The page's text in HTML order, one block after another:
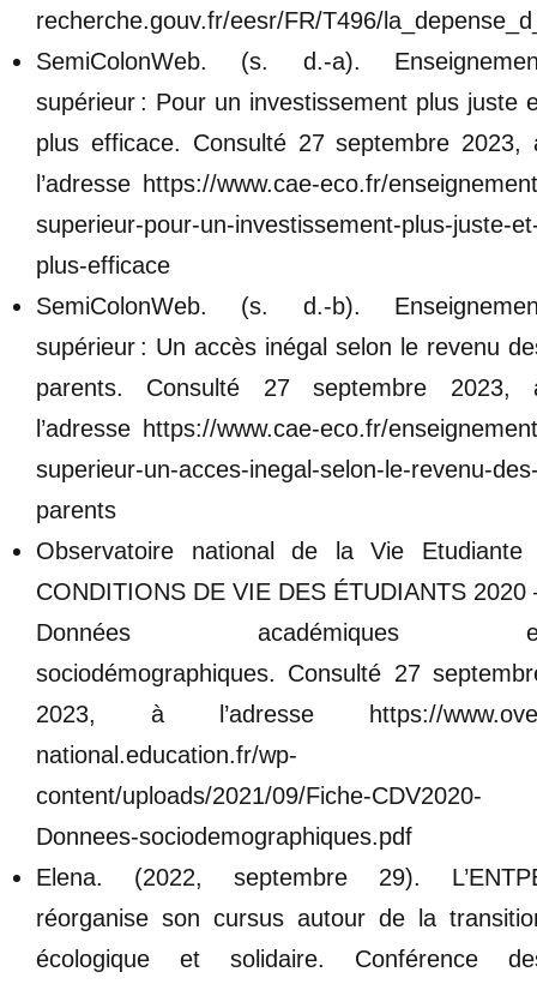
recherche.gouv.fr/eesr/FR/T496/
SemiColonWeb. (s. d.-a).
supérieur : Pour un investissement plus juste
plus efficace. Consulté 27 septembre 2023,
l’adresse https://www.cae-eco.fr/
superieur-pour-un-investissement-plus-juste-
plus-efficace
SemiColonWeb. (s. d.-b).
supérieur : Un accès inégal selon le revenu
parents. Consulté 27 septembre 2023,
l’adresse https://www.cae-eco.fr/
superieur-un-acces-inegal-selon-le-revenu-
parents
Observatoire national de la Vie Etudiante
CONDITIONS DE VIE DES ÉTUDIANTS 2020
Données académiques
sociodémographiques. Consulté 27
2023, à l’adresse https://
national.education.fr/wp-
content/uploads/2021/09/Fiche-CDV2020-
Donnees-sociodemographiques.pdf
Elena. (2022, septembre 29).
réorganise son cursus autour de la
écologique et solidaire. Conférence